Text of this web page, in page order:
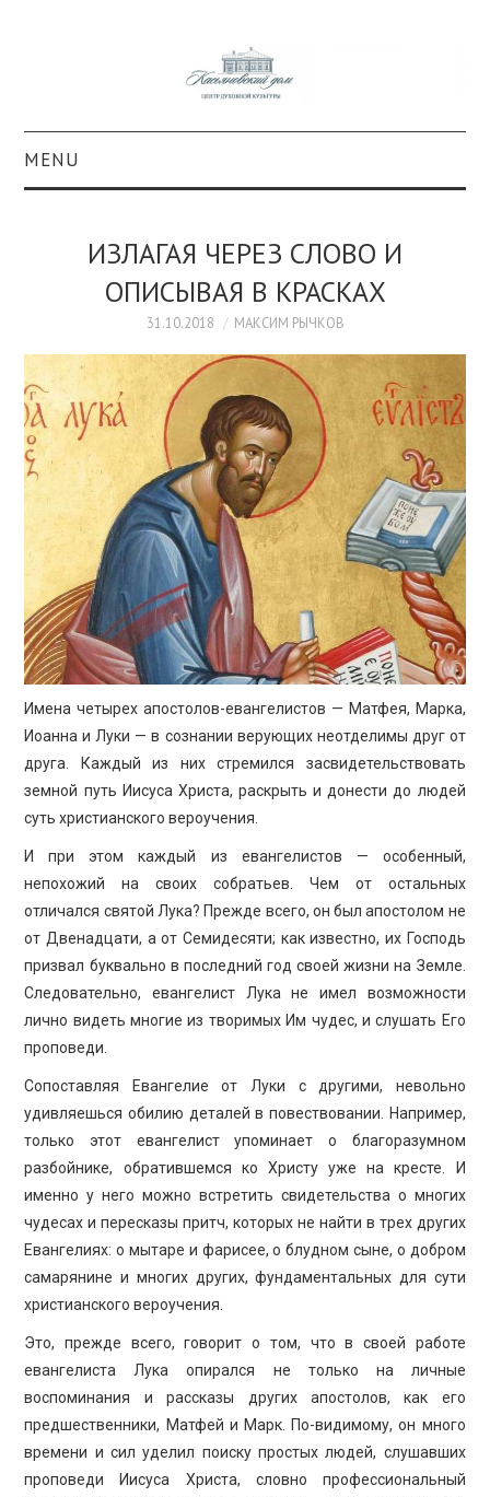
MENU
КОЛЛЕКЦИИ
КУЛЬТУРА
ОБРАЗОВАНИЕ
ПРОСВЕЩЕНИЕ
ИЗЛАГАЯ ЧЕРЕЗ СЛОВО И
ОПИСЫВАЯ В КРАСКАХ
31.10.2018 МАКСИМ РЫЧКОВ
Имена четырех апостолов-евангелистов — Матфея, Марка,
Иоанна и Луки — в сознании верующих неотделимы друг от
друга. Каждый из них стремился засвидетельствовать
земной путь Иисуса Христа, раскрыть и донести до людей
суть христианского вероучения.
И при этом каждый из евангелистов — особенный,
непохожий на своих собратьев. Чем от остальных
отличался святой Лука? Прежде всего, он был апостолом не
от Двенадцати, а от Семидесяти; как известно, их Господь
призвал буквально в последний год своей жизни на Земле.
Следовательно, евангелист Лука не имел возможности
лично видеть многие из творимых Им чудес, и слушать Его
проповеди.
Сопоставляя Евангелие от Луки с другими, невольно
удивляешься обилию деталей в повествовании. Например,
только этот евангелист упоминает о благоразумном
разбойнике, обратившемся ко Христу уже на кресте. И
именно у него можно встретить свидетельства о многих
чудесах и пересказы притч, которых не найти в трех других
Евангелиях: о мытаре и фарисее, о блудном сыне, о добром
самарянине и многих других, фундаментальных для сути
христианского вероучения.
Это, прежде всего, говорит о том, что в своей работе
евангелиста Лука опирался не только на личные
воспоминания и рассказы других апостолов, как его
предшественники, Матфей и Марк. По-видимому, он много
времени и сил уделил поиску простых людей, слушавших
проповеди Иисуса Христа, словно профессиональный